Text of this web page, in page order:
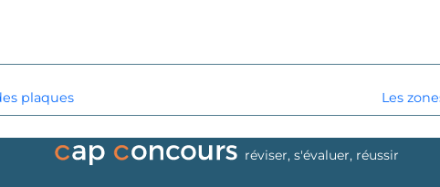
plaques Les
réviser, s'évaluer, réussir